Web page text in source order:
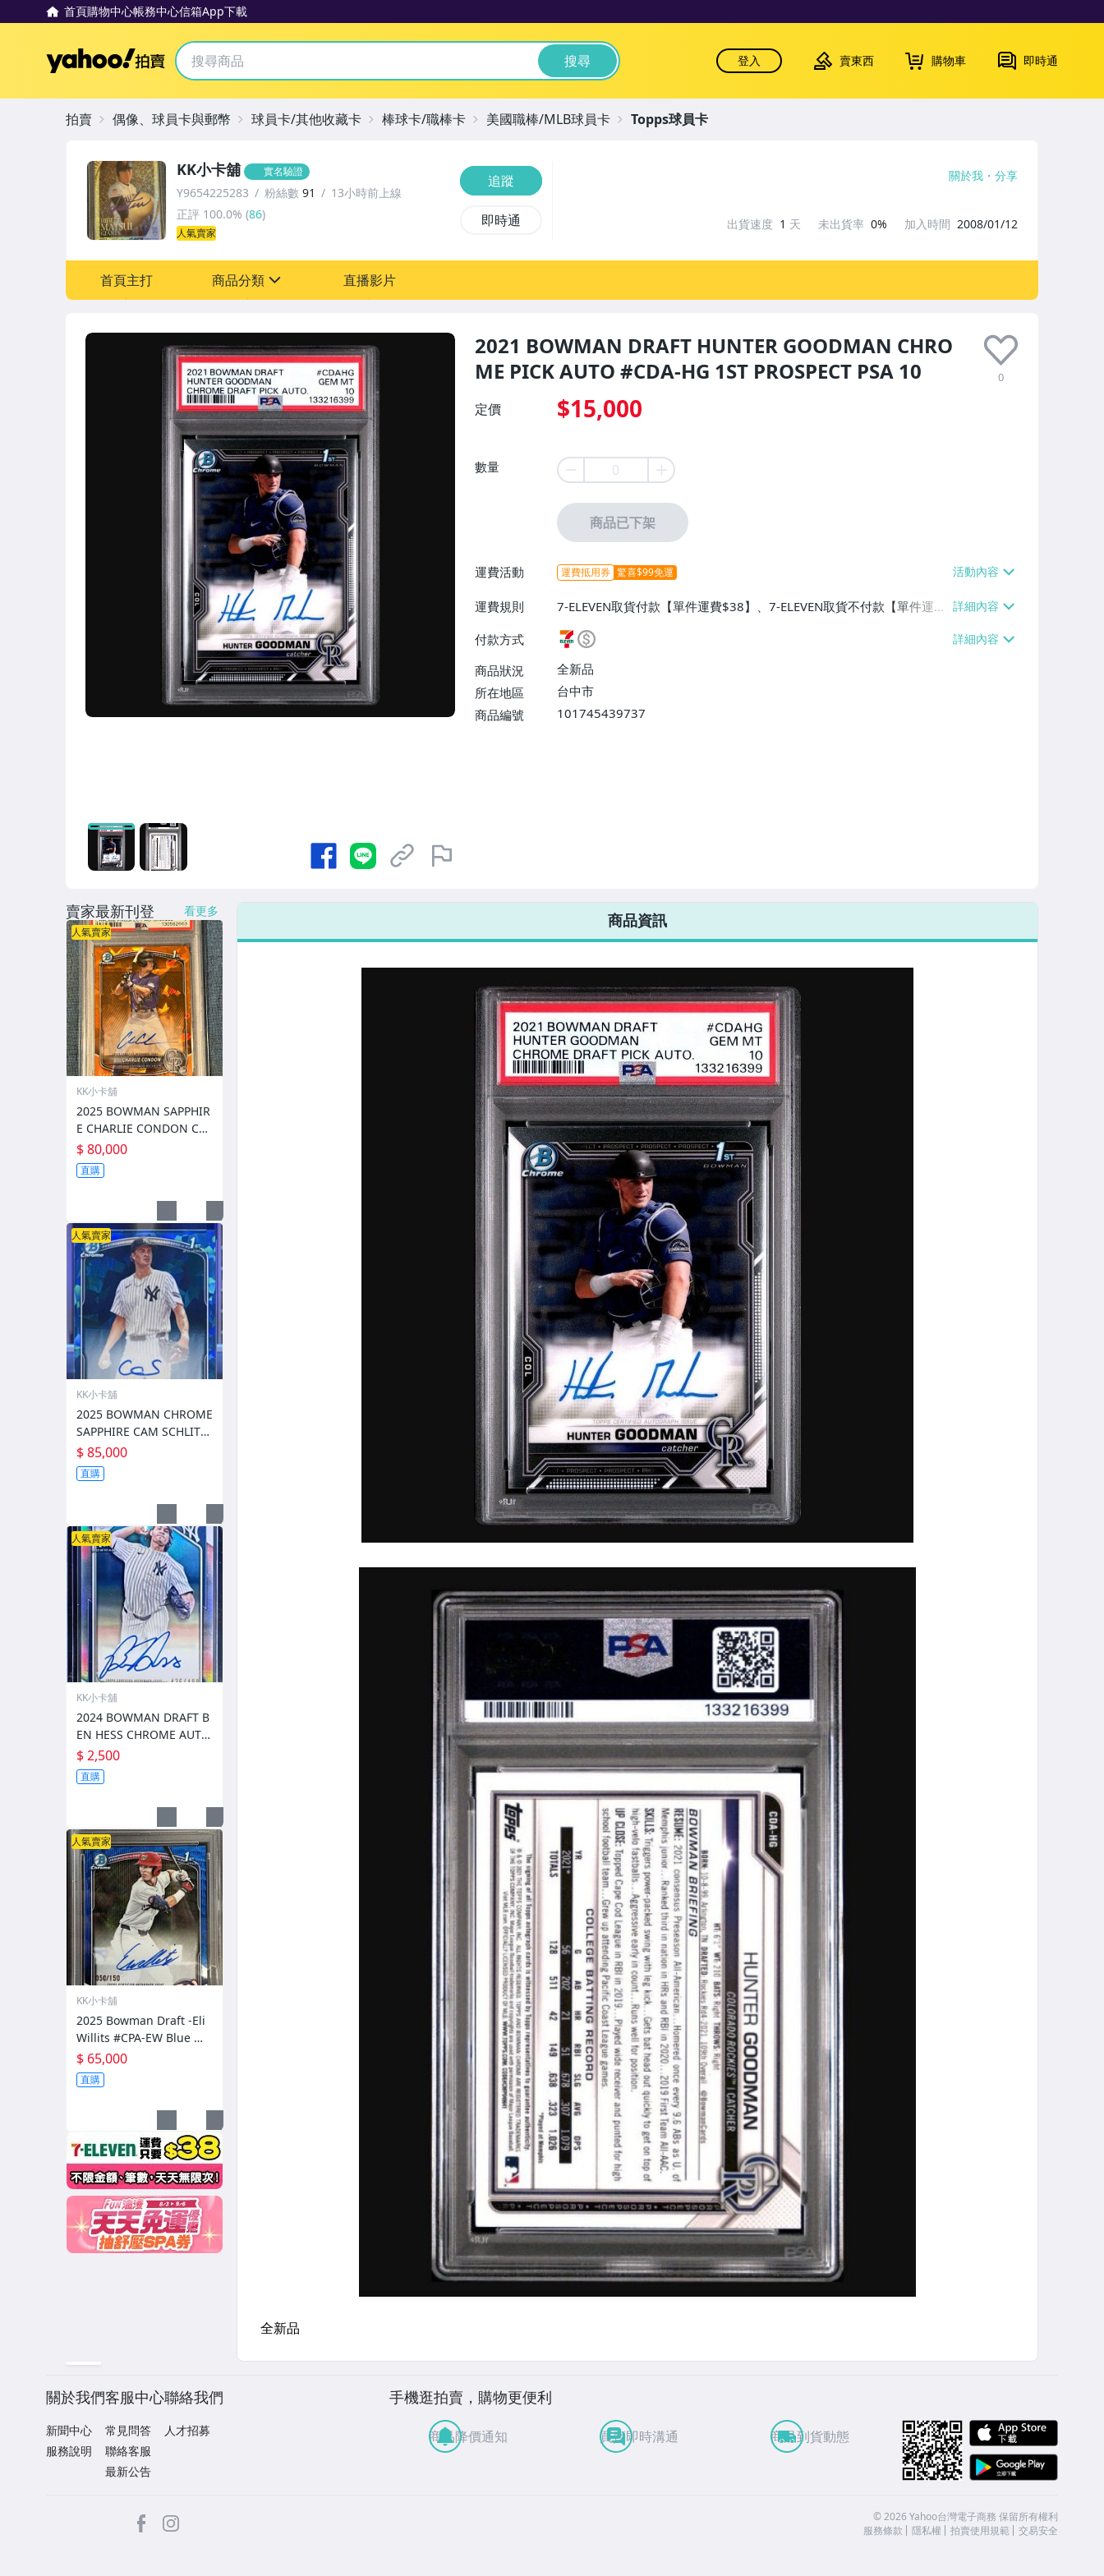
首頁購物中心帳務中心信箱App下載
Yahoo拍賣 搜尋 登入 賣東西 購物車 即時通
2021 BOWMAN DRAFT HUNTER GOODMAN CHRO
ME PICK AUTO #CDA-HG 1ST PROSPECT PSA 10
0
定價 $15,000
數量
商品已下架
運費活動 運費抵用券 驚喜$99免運
運費規則
7-ELEVEN取貨付款【單件運費$38】、7-ELEVEN取貨不付款【單件運費
$38】
付款方式
商品狀況
全新品
所在地區
台中市
商品編號
101745439737
KK小卡舖 實名驗證
Y9654225283 粉絲數 91
13小時前上線
正評 100.0% (86)
人氣賣家
追蹤
即時通
關於我 分享
出貨速度 1 天 未出貨率 0% 加入時間 2008/01/12
首頁主打 商品分類
偶像、球員卡與郵幣
直播影片
拍賣 偶像、球員卡與郵幣 球員卡/其他收藏卡 棒球卡/職棒卡 美國職棒/MLB球員卡 Topps球員卡
商品資訊
賣家最新刊登 看更多
人氣賣家
KK小卡舖
2025 BOWMAN SAPPHIR
E CHARLIE CONDON CH
ROME AUTO ORANGE RE
FRACTORS /25 1ST PSA 9
$ 80,000
直購
人氣賣家
KK小卡舖
2025 BOWMAN CHROME
SAPPHIRE CAM SCHLITTL
ER CHROME AUTO /199
#CPSA-CS 1ST PSA 10
$ 85,000
直購
人氣賣家
KK小卡舖
2024 BOWMAN DRAFT B
EN HESS CHROME AUTO
REFRACTOR /499 #CPA-B
H 1ST PROSPECT
$ 2,500
直購
人氣賣家
KK小卡舖
2025 Bowman Draft -Eli
Willits #CPA-EW Blue Wa
ve Refractor / 150 PSA10
$ 65,000
直購
關於我們
新聞中心
服務說明
客服中心
常見問答
聯絡客服
最新公告
聯絡我們
人才招募
手機逛拍賣，購物更便利
商品降價通知 買賣即時溝通 商品到貨動態
facebook ©2026 Yahoo台灣電子商務 保留所有權利
服務條款
隱私權 拍賣使用規範 交易安全